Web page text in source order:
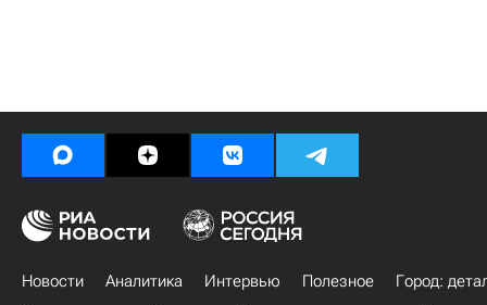
Новости Аналитика Интервью Полезное
Город: